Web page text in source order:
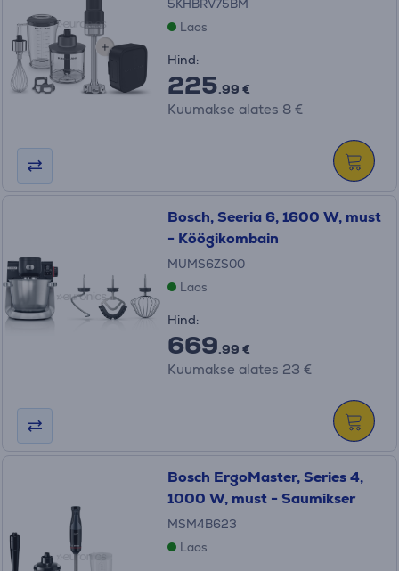
5KHBRV75BM
Laos
Hind:
225.99 €
Kuumakse alates 8 €
Bosch, Seeria 6, 1600 W, must
- Köögikombain
MUMS6ZS00
Laos
Hind:
669.99 €
Kuumakse alates 23 €
Bosch ErgoMaster, Series 4,
1000 W, must - Saumikser
MSM4B623
Laos